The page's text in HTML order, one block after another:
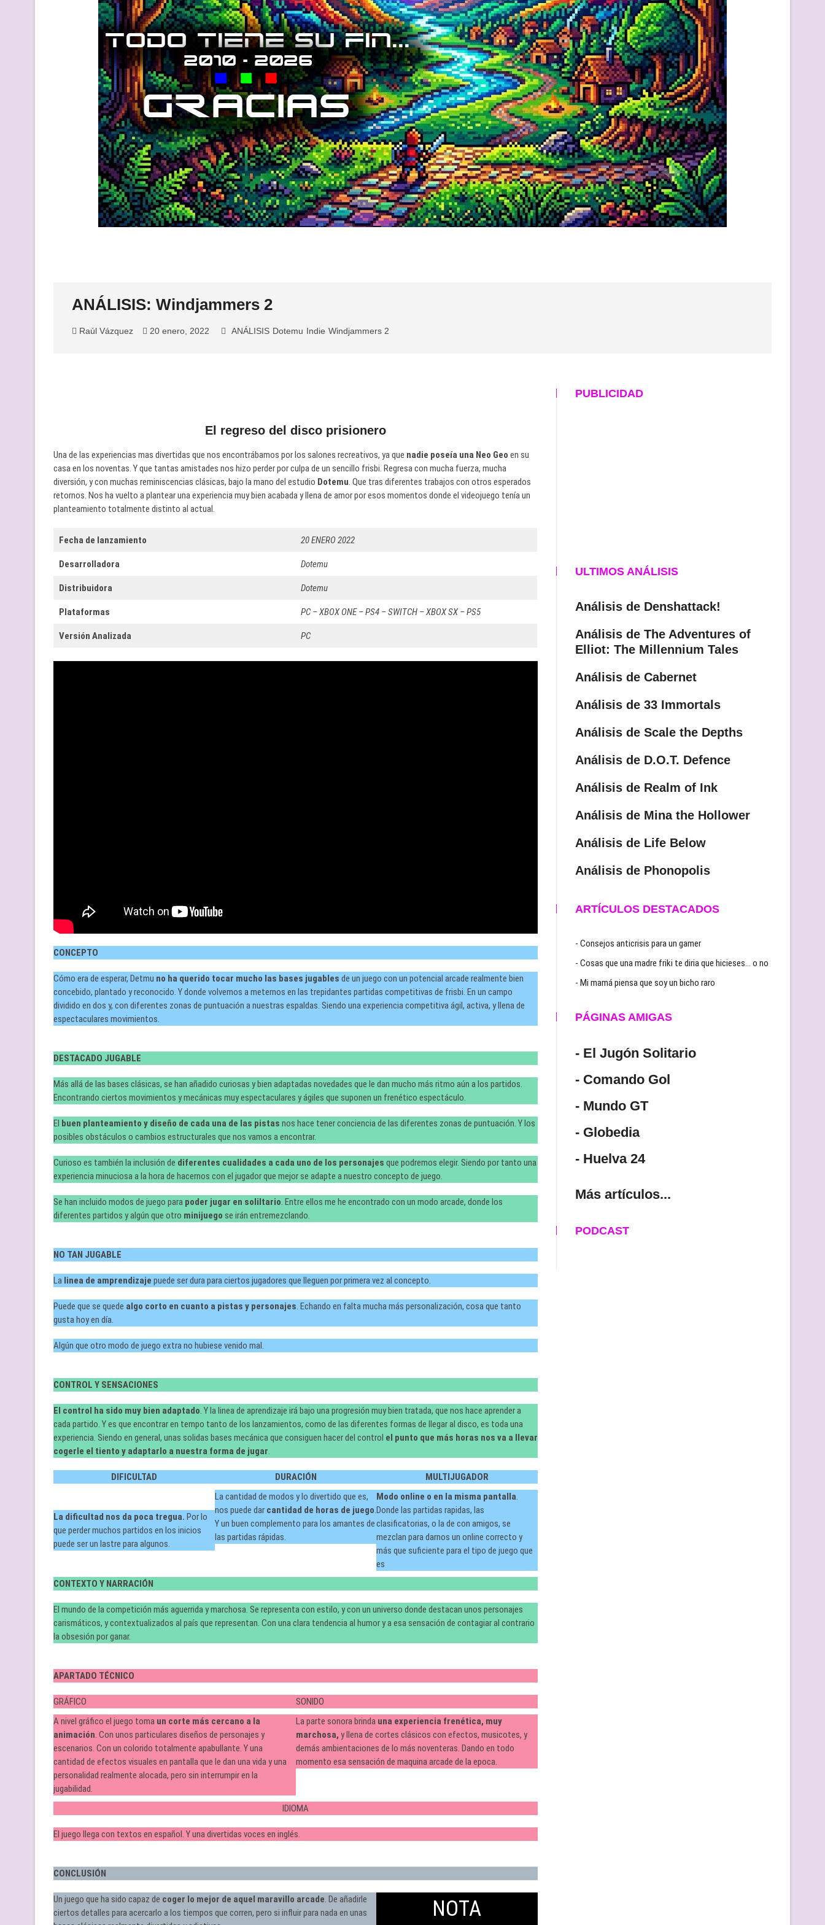
ANÁLISIS: Windjammers 2
Raúl Vázquez 20 enero, 2022 ANÁLISIS Dotemu Indie Windjammers 2
El regreso del disco prisionero
Una de las experiencias mas divertidas que nos encontrábamos por los salones recreativos, ya que nadie poseía una Neo Geo en su
casa en los noventas. Y que tantas amistades nos hizo perder por culpa de un sencillo frisbi. Regresa con mucha fuerza, mucha
diversión, y con muchas reminiscencias clásicas, bajo la mano del estudio Dotemu. Que tras diferentes trabajos con otros esperados
retornos. Nos ha vuelto a plantear una experiencia muy bien acabada y llena de amor por esos momentos donde el videojuego tenía un
planteamiento totalmente distinto al actual.
Fecha de lanzamiento 20 ENERO 2022
Desarrolladora Dotemu
Distribuidora Dotemu
Plataformas PC – XBOX ONE – PS4 – SWITCH – XBOX SX – PS5
Versión Analizada PC
CONCEPTO
Cómo era de esperar, Detmu no ha querido tocar mucho las bases jugables de un juego con un potencial arcade realmente bien
concebido, plantado y reconocido. Y donde volvemos a meternos en las trepidantes partidas competitivas de frisbi. En un campo
dividido en dos y, con diferentes zonas de puntuación a nuestras espaldas. Siendo una experiencia competitiva ágil, activa, y llena de
espectaculares movimientos.
DESTACADO JUGABLE
Más allá de las bases clásicas, se han añadido curiosas y bien adaptadas novedades que le dan mucho más ritmo aún a los partidos.
Encontrando ciertos movimientos y mecánicas muy espectaculares y ágiles que suponen un frenético espectáculo.
El buen planteamiento y diseño de cada una de las pistas nos hace tener conciencia de las diferentes zonas de puntuación. Y los
posibles obstáculos o cambios estructurales que nos vamos a encontrar.
Curioso es también la inclusión de diferentes cualidades a cada uno de los personajes que podremos elegir. Siendo por tanto una
experiencia minuciosa a la hora de hacernos con el jugador que mejor se adapte a nuestro concepto de juego.
Se han incluido modos de juego para poder jugar en soliltario. Entre ellos me he encontrado con un modo arcade, donde los
diferentes partidos y algún que otro minijuego se irán entremezclando.
NO TAN JUGABLE
La linea de amprendizaje puede ser dura para ciertos jugadores que lleguen por primera vez al concepto.
Puede que se quede algo corto en cuanto a pistas y personajes. Echando en falta mucha más personalización, cosa que tanto
gusta hoy en día.
Algún que otro modo de juego extra no hubiese venido mal.
CONTROL Y SENSACIONES
El control ha sido muy bien adaptado. Y la linea de aprendizaje irá bajo una progresión muy bien tratada, que nos hace aprender a
cada partido. Y es que encontrar en tempo tanto de los lanzamientos, como de las diferentes formas de llegar al disco, es toda una
experiencia. Siendo en general, unas solidas bases mecánica que consiguen hacer del control el punto que más horas nos va a llevar
cogerle el tiento y adaptarlo a nuestra forma de jugar.
DIFICULTAD DURACIÓN MULTIJUGADOR
La dificultad nos da poca tregua. Por lo
que perder muchos partidos en los inicios
puede ser un lastre para algunos.
La cantidad de modos y lo divertido que es,
nos puede dar cantidad de horas de juego.
Y un buen complemento para los amantes de
las partidas rápidas.
Modo online o en la misma pantalla.
Donde las partidas rapidas, las
clasificatorias, o la de con amigos, se
mezclan para darnos un online correcto y
más que suficiente para el tipo de juego que
es
CONTEXTO Y NARRACIÓN
El mundo de la competición más aguerrida y marchosa. Se representa con estilo, y con un universo donde destacan unos personajes
carismáticos, y contextualizados al país que representan. Con una clara tendencia al humor y a esa sensación de contagiar al contrario
la obsesión por ganar.
APARTADO TÉCNICO
GRÁFICO
SONIDO
A nivel gráfico el juego toma un corte más cercano a la
animación. Con unos particulares diseños de personajes y
escenarios. Con un colorido totalmente apabullante. Y una
cantidad de efectos visuales en pantalla que le dan una vida y una
personalidad realmente alocada, pero sin interrumpir en la
jugabilidad.
La parte sonora brinda una experiencia frenética, muy
marchosa, y llena de cortes clásicos con efectos, musicotes, y
demás ambientaciones de lo más noventeras. Dando en todo
momento esa sensación de maquina arcade de la epoca.
IDIOMA
El juego llega con textos en español. Y una divertidas voces en inglés.
CONCLUSIÓN
Un juego que ha sido capaz de coger lo mejor de aquel maravillo arcade. De añadirle
ciertos detalles para acercarlo a los tiempos que corren, pero si influir para nada en unas
NOTA
PUBLICIDAD
ULTIMOS ANÁLISIS
Análisis de Denshattack!
Análisis de The Adventures of
Elliot: The Millennium Tales
Análisis de Cabernet
Análisis de 33 Immortals
Análisis de Scale the Depths
Análisis de D.O.T. Defence
Análisis de Realm of Ink
Análisis de Mina the Hollower
Análisis de Life Below
Análisis de Phonopolis
ARTÍCULOS DESTACADOS
- Consejos anticrisis para un gamer
- Cosas que una madre friki te diria que hicieses… o no
- Mi mamá piensa que soy un bicho raro
PÁGINAS AMIGAS
- El Jugón Solitario
- Comando Gol
- Mundo GT
- Globedia
- Huelva 24
Más artículos...
PODCAST